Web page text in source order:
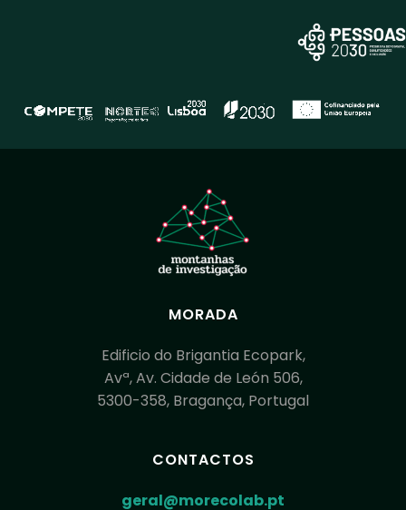
MORADA
Edificio do Brigantia Ecopark,
Avª, Av. Cidade de León 506,
5300-358, Bragança, Portugal
CONTACTOS
geral@morecolab.pt